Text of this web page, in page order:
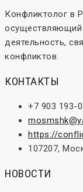
Конфликтолог в
осуществляющий
деятельность,
конфликтов.
КОНТАКТЫ
+7 903 193-
https://
107207,
НОВОСТИ